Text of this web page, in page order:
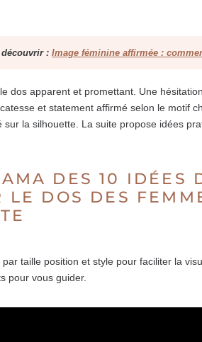
: Image féminine affirmée :
dos apparent et promettant. Une
et statement affirmé selon le motif
sur la silhouette. La suite propose idées
DES 10 IDÉES
LE DOS DES
taille position et style pour faciliter la
pour vous guider.